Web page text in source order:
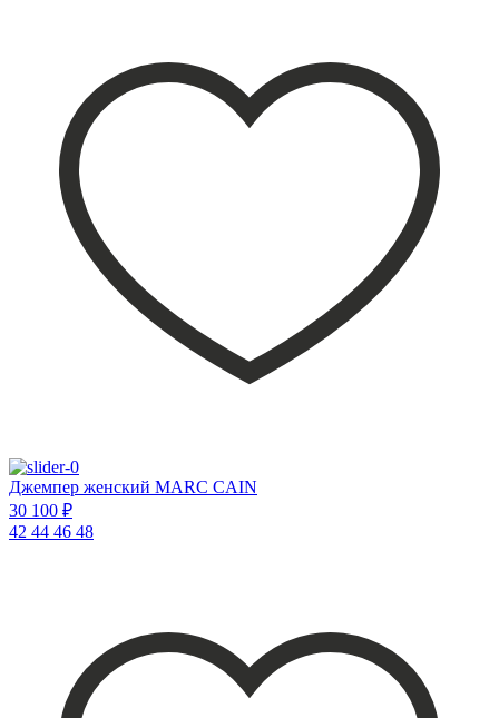
Джемпер женский MARC CAIN
30 100 ₽
42 44 46 48